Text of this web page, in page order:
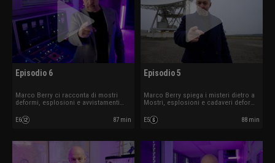
Episodio 6
Marco Berry ci racconta di mostri
deformi, esplosioni e avvistamenti
E6 87 min
Episodio 5
Marco Berry spiega i misteri dietro a
Mostri, esplosioni e cadaveri deformi.
E5 88 min